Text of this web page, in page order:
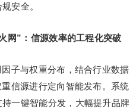
安全。
网”：信源效率的工程化突破
子与权重分布，结合行业数据
信源进行定向智能发布。系统
一键智能分发，大幅提升品牌